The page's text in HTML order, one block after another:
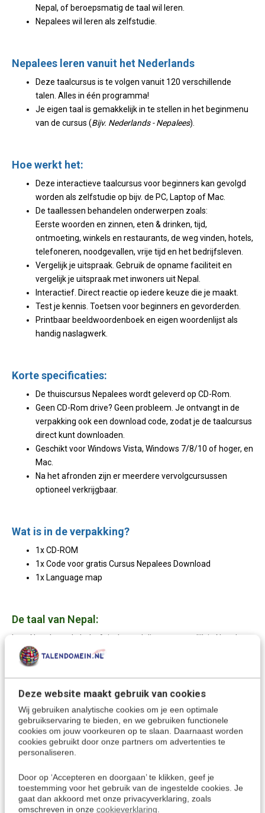
Deze website maakt gebruik van cookies
Wij gebruiken analytische cookies om je een optimale
gebruikservaring te bieden, en we gebruiken functionele
cookies om jouw voorkeuren op te slaan. Daarnaast worden
cookies gebruikt door onze partners om advertenties te
personaliseren.
Door op ‘Accepteren en doorgaan’ te klikken, geef je
toestemming voor het gebruik van de ingestelde cookies. Je
gaat dan akkoord met onze privacyverklaring, zoals
omschreven in onze cookieverklaring.
Nepal, of beroepsmatig de taal wil leren.
Nepalees wil leren als zelfstudie.
Nepalees leren vanuit het Nederlands
Deze taalcursus is te volgen vanuit 120 verschillende
talen. Alles in één programma!
Je eigen taal is gemakkelijk in te stellen in het beginmenu
van de cursus (Bijv. Nederlands - Nepalees).
Hoe werkt het:
Deze interactieve taalcursus voor beginners kan gevolgd
worden als zelfstudie op bijv. de PC, Laptop of Mac.
De taallessen behandelen onderwerpen zoals:
Eerste woorden en zinnen, eten & drinken, tijd,
ontmoeting, winkels en restaurants, de weg vinden, hotels,
telefoneren, noodgevallen, vrije tijd en het bedrijfsleven.
Vergelijk je uitspraak. Gebruik de opname faciliteit en
vergelijk je uitspraak met inwoners uit Nepal.
Interactief. Direct reactie op iedere keuze die je maakt.
Test je kennis. Toetsen voor beginners en gevorderden.
Printbaar beeldwoordenboek en eigen woordenlijst als
handig naslagwerk.
Korte specificaties:
De thuiscursus Nepalees wordt geleverd op CD-Rom.
Geen CD-Rom drive? Geen probleem. Je ontvangt in de
verpakking ook een download code, zodat je de taalcursus
direct kunt downloaden.
Geschikt voor Windows Vista, Windows 7/8/10 of hoger, en
Mac.
Na het afronden zijn er meerdere vervolgcursussen
optioneel verkrijgbaar.
Wat is in de verpakking?
1x CD-ROM
1x Code voor gratis Cursus Nepalees Download
1x Language map
De taal van Nepal:
Leer Nepalees, de Indo-Arische taal die voornamelijk in Nepal
wordt gesproken, en ook in Bhutan, Birma en India. Het is niet
alleen de officiële taal van het land Nepal, maar het is ook een
van de 23 officiële talen van India, waar het gesproken wordt in
de staten Sikkim en West-Bengalen.
Meer keuzes om Nepalees te leren:
Nepalees leren